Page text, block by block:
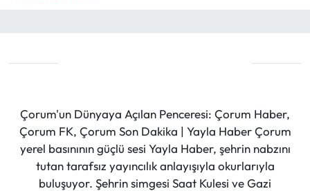
Çorum'un Dünyaya Açılan Penceresi: Çorum Haber,
Çorum FK, Çorum Son Dakika | Yayla Haber Çorum
yerel basınının güçlü sesi Yayla Haber, şehrin nabzını
tutan tarafsız yayıncılık anlayışıyla okurlarıyla
buluşuyor. Şehrin simgesi Saat Kulesi ve Gazi